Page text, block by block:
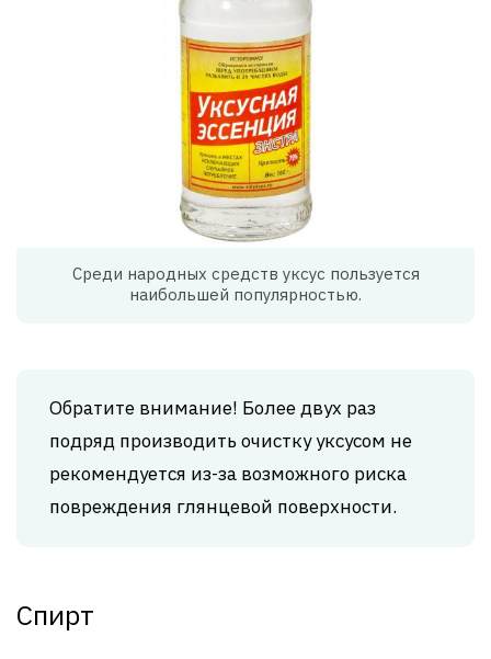
Среди народных средств уксус пользуется
наибольшей популярностью.
Обратите внимание! Более двух раз
подряд производить очистку уксусом не
рекомендуется из-за возможного риска
повреждения глянцевой поверхности.
Спирт